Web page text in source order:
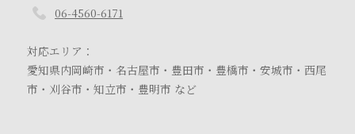
06-4560-6171
対応エリア：
愛知県内岡崎市・名古屋市・豊田市・豊橋市・安城市・西尾
市・刈谷市・知立市・豊明市 など